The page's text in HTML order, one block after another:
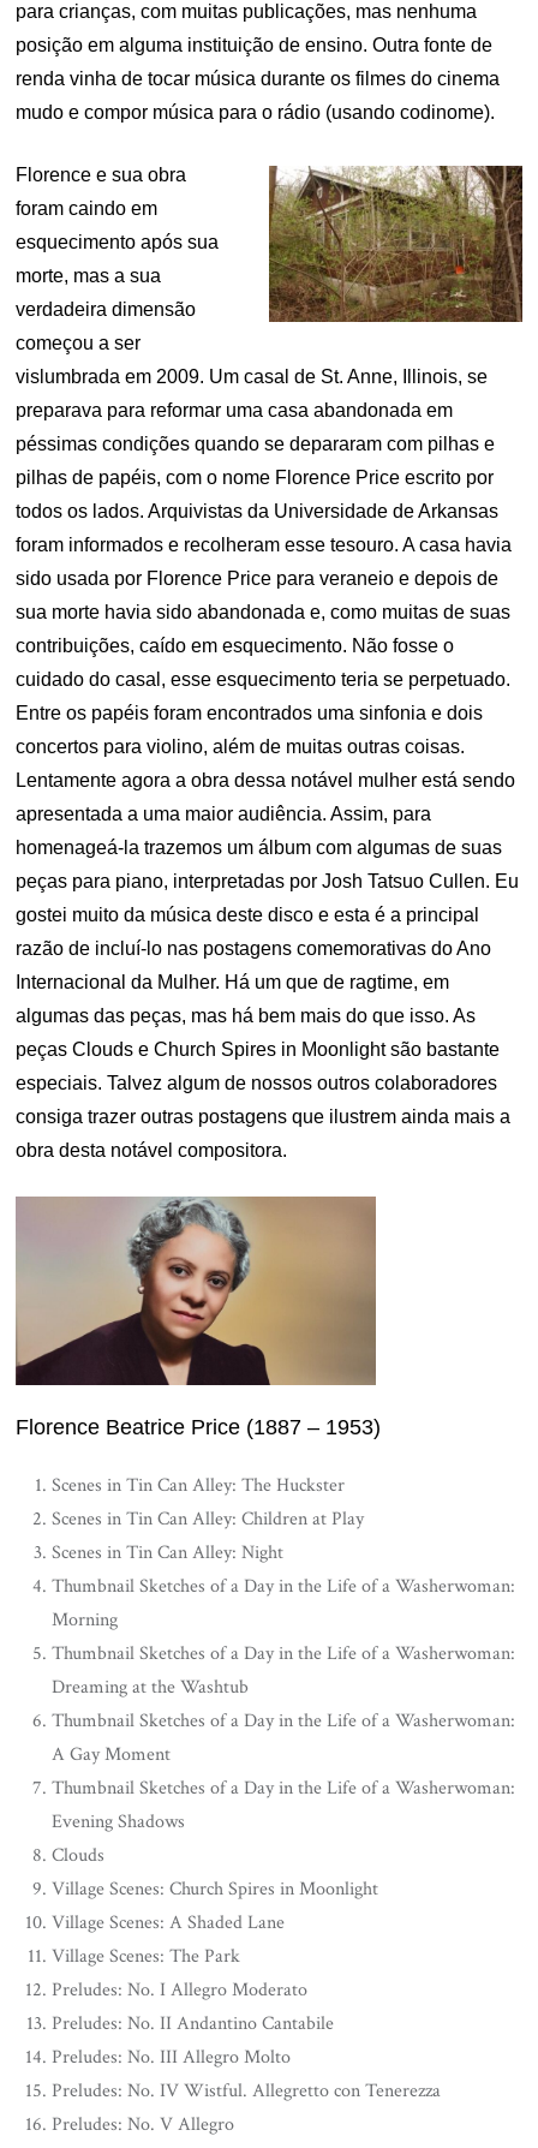
para crianças, com muitas publicações, mas nenhuma
posição em alguma instituição de ensino. Outra fonte de
renda vinha de tocar música durante os filmes do cinema
mudo e compor música para o rádio (usando codinome).
Florence e sua obra
foram caindo em
esquecimento após sua
morte, mas a sua
verdadeira dimensão
começou a ser
vislumbrada em 2009. Um casal de St. Anne, Illinois, se
preparava para reformar uma casa abandonada em
péssimas condições quando se depararam com pilhas e
pilhas de papéis, com o nome Florence Price escrito por
todos os lados. Arquivistas da Universidade de Arkansas
foram informados e recolheram esse tesouro. A casa havia
sido usada por Florence Price para veraneio e depois de
sua morte havia sido abandonada e, como muitas de suas
contribuições, caído em esquecimento. Não fosse o
cuidado do casal, esse esquecimento teria se perpetuado.
Entre os papéis foram encontrados uma sinfonia e dois
concertos para violino, além de muitas outras coisas.
Lentamente agora a obra dessa notável mulher está sendo
apresentada a uma maior audiência. Assim, para
homenageá-la trazemos um álbum com algumas de suas
peças para piano, interpretadas por Josh Tatsuo Cullen. Eu
gostei muito da música deste disco e esta é a principal
razão de incluí-lo nas postagens comemorativas do Ano
Internacional da Mulher. Há um que de ragtime, em
algumas das peças, mas há bem mais do que isso. As
peças Clouds e Church Spires in Moonlight são bastante
especiais. Talvez algum de nossos outros colaboradores
consiga trazer outras postagens que ilustrem ainda mais a
obra desta notável compositora.
Florence Beatrice Price (1887 – 1953)
Scenes in Tin Can Alley: The Huckster
Scenes in Tin Can Alley: Children at Play
Scenes in Tin Can Alley: Night
Thumbnail Sketches of a Day in the Life of a Washerwoman:
Morning
Thumbnail Sketches of a Day in the Life of a Washerwoman:
Dreaming at the Washtub
Thumbnail Sketches of a Day in the Life of a Washerwoman:
A Gay Moment
Thumbnail Sketches of a Day in the Life of a Washerwoman:
Evening Shadows
Clouds
Village Scenes: Church Spires in Moonlight
Village Scenes: A Shaded Lane
Village Scenes: The Park
Preludes: No. I Allegro Moderato
Preludes: No. II Andantino Cantabile
Preludes: No. III Allegro Molto
Preludes: No. IV Wistful. Allegretto con Tenerezza
Preludes: No. V Allegro